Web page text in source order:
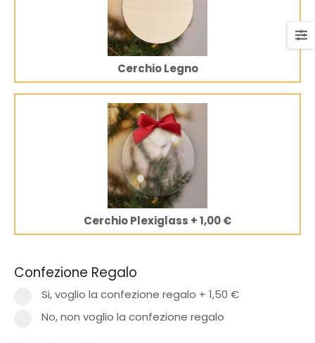
Cerchio Legno
Cerchio Plexiglass +1,00 €
Confezione Regalo
Si, voglio la confezione regalo + 1,50 €
No, non voglio la confezione regalo